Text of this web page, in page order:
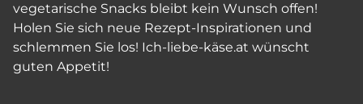
vegetarische Snacks bleibt kein Wunsch offen!
Holen Sie sich neue Rezept-Inspirationen und
schlemmen Sie los! Ich-liebe-käse.at wünscht
guten Appetit!